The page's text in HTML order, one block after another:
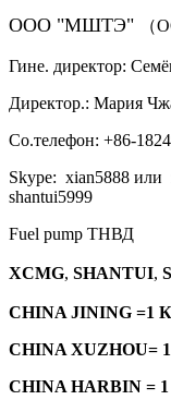
ООО "МШТЭ" （
Гине. директор:
Директор.: Мария
Со.телефон: +86-
Skype: xian5888 или
shantui5999
Fuel pump ТНВД
XCMG, SHANTUI,
CHINA JINING
CHINA
CHINA HARBIN